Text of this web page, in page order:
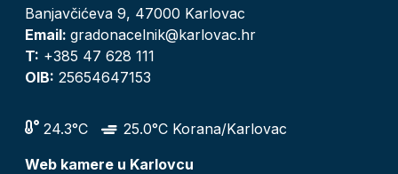
Banjavčićeva 9, 47000 Karlovac
Email: gradonacelnik@karlovac.hr
T: +385 47 628 111
OIB: 25654647153
24.3°C
25.0°C Korana/Karlovac
Web kamere u Karlovcu